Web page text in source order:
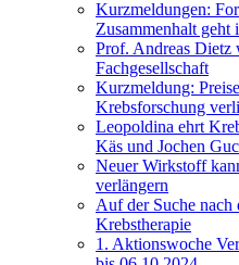
Kurzmeldungen:
Zusammenhalt geht
Prof. Andreas Dietz
Fachgesellschaft
Kurzmeldung:
Krebsforschung
Leopoldina ehrt
Käs und Jochen
Neuer Wirkstoff
verlängern
Auf der Suche nach
Krebstherapie
1. Aktionswoche